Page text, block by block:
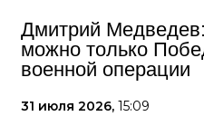
Дмитрий
можно только
военной операции
31 июля 2026, 15:09